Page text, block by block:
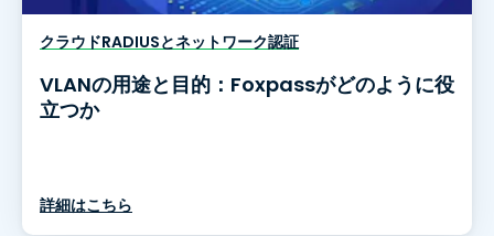
クラウドRADIUSとネットワーク認証
VLANの用途と目的：Foxpassがどのように役
立つか
詳細はこちら